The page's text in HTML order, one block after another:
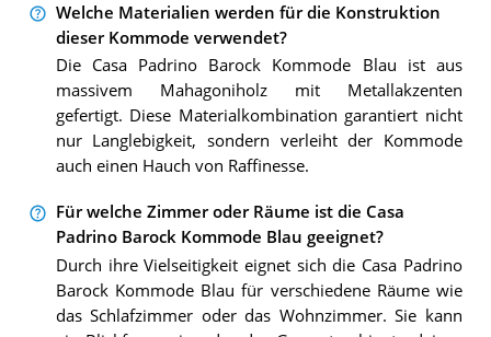
Welche Materialien werden für die Konstruktion
dieser Kommode verwendet?
Die Casa Padrino Barock Kommode Blau ist aus
massivem Mahagoniholz mit Metallakzenten
gefertigt. Diese Materialkombination garantiert nicht
nur Langlebigkeit, sondern verleiht der Kommode
auch einen Hauch von Raffinesse.
Für welche Zimmer oder Räume ist die Casa
Padrino Barock Kommode Blau geeignet?
Durch ihre Vielseitigkeit eignet sich die Casa Padrino
Barock Kommode Blau für verschiedene Räume wie
das Schlafzimmer oder das Wohnzimmer. Sie kann